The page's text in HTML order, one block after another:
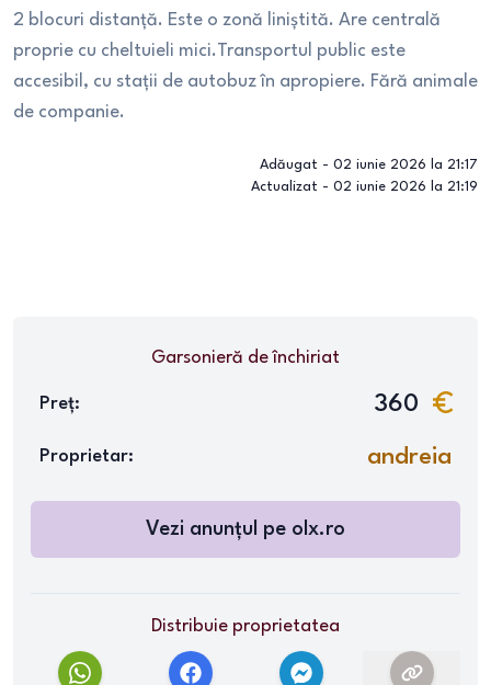
2 blocuri distanță. Este o zonă liniștită. Are centrală
proprie cu cheltuieli mici.Transportul public este
accesibil, cu stații de autobuz în apropiere. Fără animale
de companie.
Adăugat - 02 iunie 2026 la 21:17
Actualizat - 02 iunie 2026 la 21:19
Garsonieră de închiriat
Preț: 360
Proprietar: andreia
Vezi anunțul pe olx.ro
Distribuie proprietatea